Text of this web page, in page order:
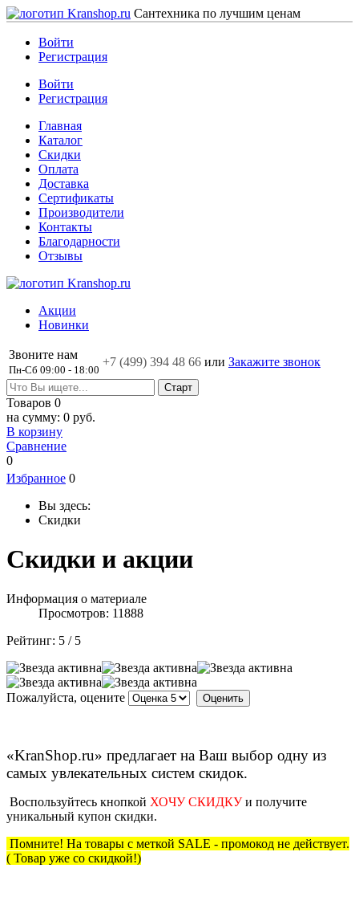
Сантехника по лучшим ценам
Войти
Регистрация
Войти
Регистрация
Главная
Каталог
Скидки
Оплата
Доставка
Сертификаты
Производители
Контакты
Благодарности
Отзывы
Акции
Новинки
Звоните нам
Пн-Сб 09:00 - 18:00
+7 (499) 394 48 66 или Закажите звонок
Товаров 0
на сумму: 0 руб.
В корзину
Сравнение
0
Избранное 0
Вы здесь:
Скидки
Скидки и акции
Информация о материале
Просмотров: 11888
Рейтинг: 5 / 5
Пожалуйста, оцените
«KranShop.ru» предлагает на Ваш выбор одну из
самых увлекательных систем скидок.
Воспользуйтесь кнопкой ХОЧУ СКИДКУи получите
уникальный купон скидки.
Помните! На товары с меткой SALE - промокод не действует.
( Товар уже со скидкой!)